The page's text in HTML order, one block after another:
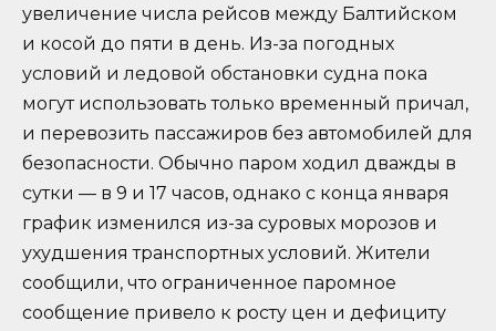
увеличение числа рейсов между Балтийском
и косой до пяти в день. Из-за погодных
условий и ледовой обстановки судна пока
могут использовать только временный причал,
и перевозить пассажиров без автомобилей для
безопасности. Обычно паром ходил дважды в
сутки — в 9 и 17 часов, однако с конца января
график изменился из-за суровых морозов и
ухудшения транспортных условий. Жители
сообщили, что ограниченное паромное
сообщение привело к росту цен и дефициту